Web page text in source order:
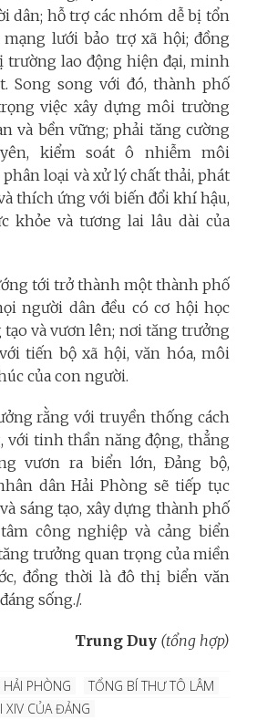
dân; hỗ trợ các nhóm dễ bị tổn
lưới bảo trợ xã hội; đồng
lao động hiện đại, minh
Song song với đó, thành phố
việc xây dựng môi trường
và bền vững; phải tăng cường
kiểm soát ô nhiễm môi
loại và xử lý chất thải, phát
thích ứng với biến đổi khí hậu,
khỏe và tương lai lâu dài của
tới trở thành một thành phố
người dân đều có cơ hội học
tạo và vươn lên; nơi tăng trưởng
tiến bộ xã hội, văn hóa, môi
của con người.
rằng với truyền thống cách
với tinh thần năng động, thẳng
vươn ra biển lớn, Đảng bộ,
dân Hải Phòng sẽ tiếp tục
sáng tạo, xây dựng thành phố
công nghiệp và cảng biển
trưởng quan trọng của miền
đồng thời là đô thị biển văn
sống./.
Trung Duy (tổng hợp)
PHÒNG
TỔNG BÍ THƯ TÔ LÂM
XIV CỦA ĐẢNG